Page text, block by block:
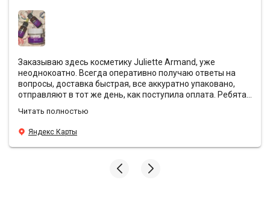
регулярного применения достигается интенсивный лифтинг-
эффект и заметное улучшение контуров.
Заказываю здесь косметику Juliette Armand, уже
неоднокоатно. Всегда оперативно получаю ответы на
вопросы, доставка быстрая, все аккуратно упаковано,
отправляют в тот же день, как поступила оплата. Ребята
заказами подарочки❤️ Эффект от антивозрастной
уходовой косметики просто вау, средства действительно
борятся с морщинами, лицо свежее и блестящее, даже в
те моменты, когда хронический недосып. У Sunshine
знакомым рекомендую заказывать здесь🫶🏼
Читать полностью
Яндекс Карты